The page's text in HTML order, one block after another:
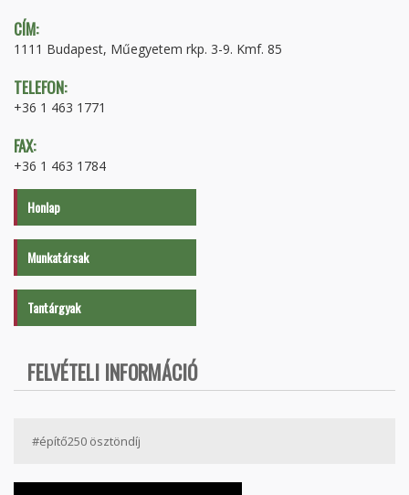
CÍM:
1111 Budapest, Műegyetem rkp. 3-9. Kmf. 85
TELEFON:
+36 1 463 1771
FAX:
+36 1 463 1784
Honlap
Munkatársak
Tantárgyak
FELVÉTELI INFORMÁCIÓ
#építő250 ösztöndíj